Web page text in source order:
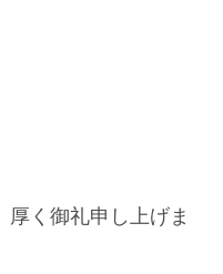
く御礼申し上げま